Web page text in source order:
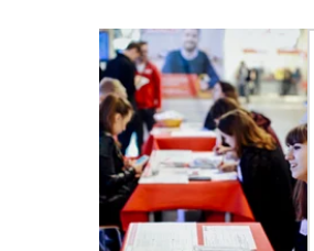
Ta sekcja zawiera treści